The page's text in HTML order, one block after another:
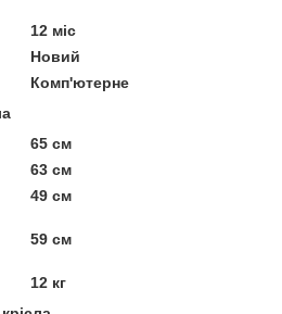
12 міс
Новий
Комп'ютерне
65 см
63 см
49 см
59 см
12 кг